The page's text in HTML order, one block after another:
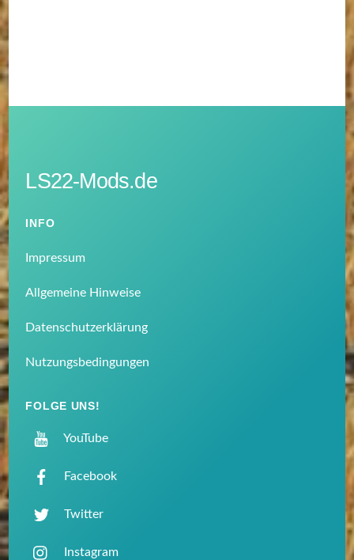
LS22-Mods.de
INFO
Impressum
Allgemeine Hinweise
Datenschutzerklärung
Nutzungsbedingungen
FOLGE UNS!
YouTube
Facebook
Twitter
Instagram